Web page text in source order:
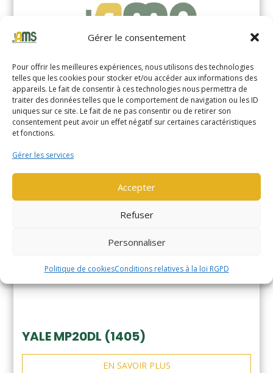
Gérer le consentement
Pour offrir les meilleures expériences, nous utilisons des technologies
telles que les cookies pour stocker et/ou accéder aux informations des
appareils. Le fait de consentir à ces technologies nous permettra de
traiter des données telles que le comportement de navigation ou les ID
uniques sur ce site. Le fait de ne pas consentir ou de retirer son
consentement peut avoir un effet négatif sur certaines caractéristiques
et fonctions.
Gérer les services
Accepter
Refuser
Personnaliser
Politique de cookiesConditions relatives à la loi RGPD
YALE MS14XIL (2510)
YALE MP20DL (1405)
EN SAVOIR PLUS